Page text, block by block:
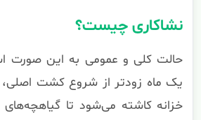
نشاکاری چیست؟
حالت کلی و عمومی به این صورت
یک ماه زودتر از شروع کشت اصلی،
خزانه کاشته می‌شود تا